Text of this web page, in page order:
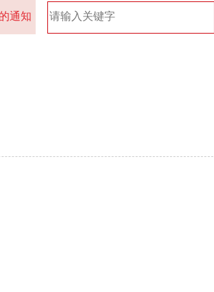
知 2025年“机关党建创新榜”优秀案例名单